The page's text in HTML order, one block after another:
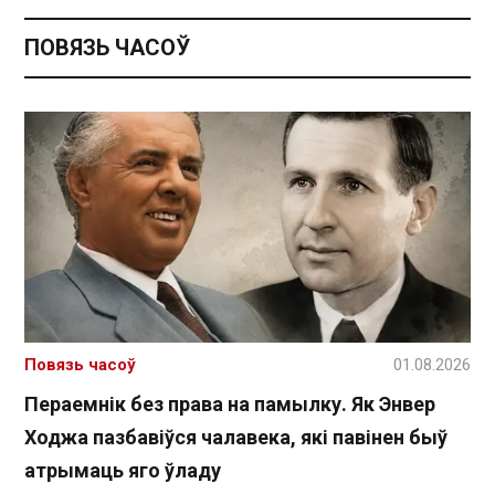
ПОВЯЗЬ ЧАСОЎ
Пераемнік без права на памылку. Як Энвер
Ходжа пазбавіўся чалавека, які павінен быў
атрымаць яго ўладу
Повязь часоў 01.08.2026